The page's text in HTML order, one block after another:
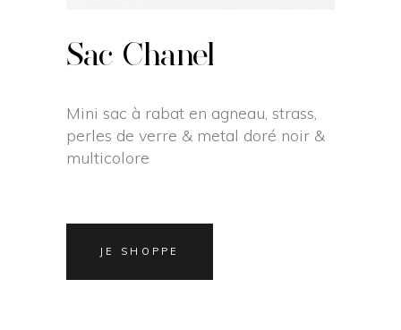
Sac Chanel
Mini sac à rabat en agneau, strass,
perles de verre & metal doré noir &
multicolore
JE SHOPPE